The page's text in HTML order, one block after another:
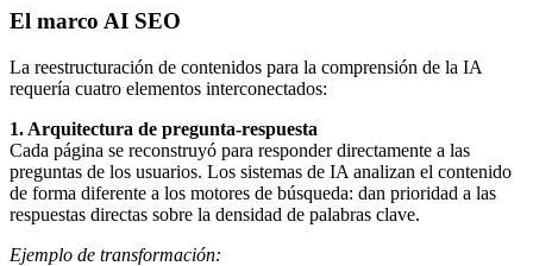
El marco AI SEO
La reestructuración de contenidos para la comprensión de la IA
requería cuatro elementos interconectados:
1. Arquitectura de pregunta-respuesta
Cada página se reconstruyó para responder directamente a las
preguntas de los usuarios. Los sistemas de IA analizan el contenido
de forma diferente a los motores de búsqueda: dan prioridad a las
respuestas directas sobre la densidad de palabras clave.
Ejemplo de transformación: